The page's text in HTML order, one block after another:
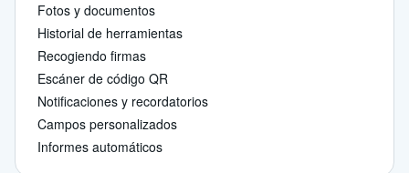
Fotos y documentos
Historial de herramientas
Recogiendo firmas
Escáner de código QR
Notificaciones y recordatorios
Campos personalizados
Informes automáticos